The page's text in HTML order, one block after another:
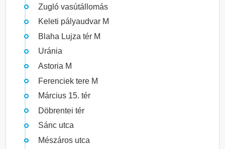
Zugló vasútállomás
Keleti pályaudvar M
Blaha Lujza tér M
Uránia
Astoria M
Ferenciek tere M
Március 15. tér
Döbrentei tér
Sánc utca
Mészáros utca